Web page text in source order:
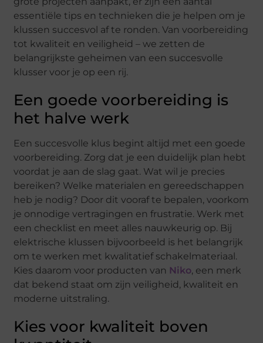
essentiële tips en technieken die je helpen om je
klussen succesvol af te ronden. Van voorbereiding
tot kwaliteit en veiligheid – we zetten de
belangrijkste geheimen van een succesvolle
klusser voor je op een rij.
Een goede voorbereiding is
het halve werk
Een succesvolle klus begint altijd met een goede
voorbereiding. Zorg dat je een duidelijk plan hebt
voordat je aan de slag gaat. Wat wil je precies
bereiken? Welke materialen en gereedschappen
heb je nodig? Door dit vooraf te bepalen, voorkom
je onnodige vertragingen en frustratie. Werk met
een checklist en meet alles nauwkeurig op. Bij
elektrische klussen bijvoorbeeld is het belangrijk
om te werken met kwalitatief schakelmateriaal.
Kies daarom voor producten van Niko, een merk
dat bekend staat om zijn veiligheid, kwaliteit en
moderne uitstraling.
Kies voor kwaliteit boven